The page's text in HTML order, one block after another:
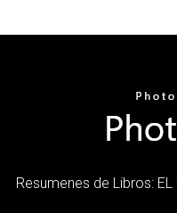
Resumenes de Libros: EL